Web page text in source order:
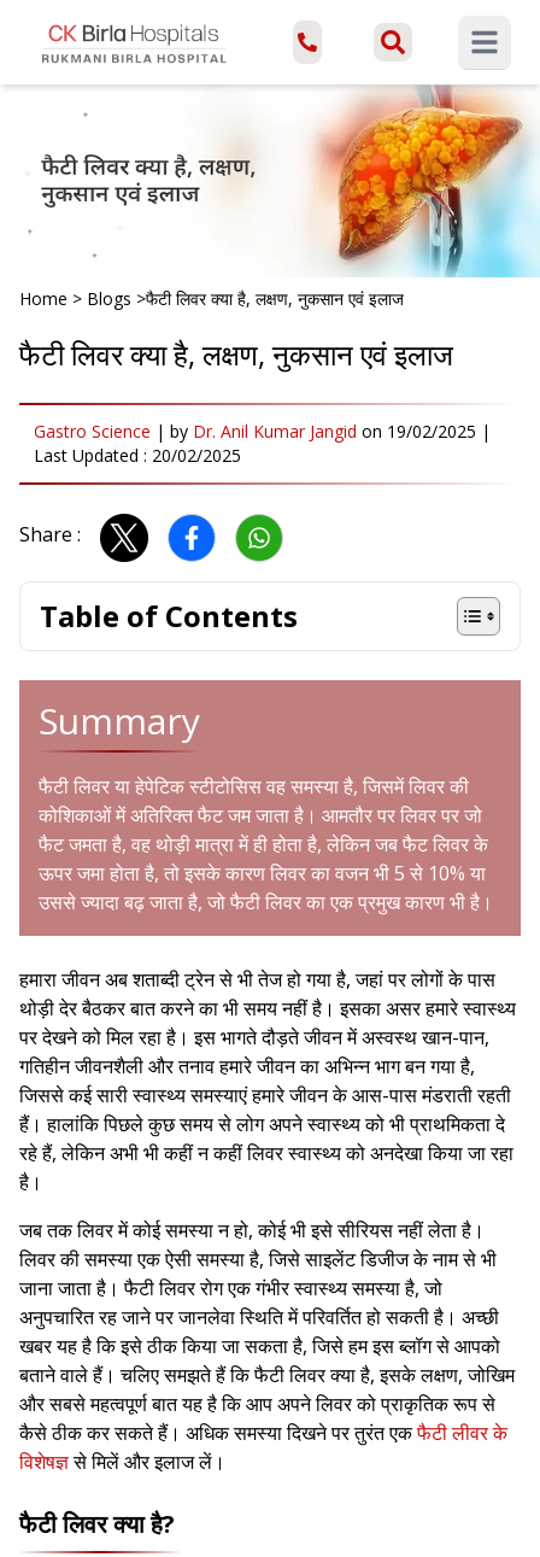
Open
Home > Blogs >फैटी लिवर क्या है, लक्षण, नुकसान एवं इलाज
फैटी लिवर क्या है, लक्षण, नुकसान एवं इलाज
Gastro Science | by Dr. Anil Kumar Jangid on 19/02/2025 |
Last Updated : 20/02/2025
Share :
Table of Contents
Summary
फैटी लिवर या हेपेटिक स्टीटोसिस वह समस्या है, जिसमें लिवर की
कोशिकाओं में अतिरिक्त फैट जम जाता है। आमतौर पर लिवर पर जो
फैट जमता है, वह थोड़ी मात्रा में ही होता है, लेकिन जब फैट लिवर के
ऊपर जमा होता है, तो इसके कारण लिवर का वजन भी 5 से 10% या
उससे ज्यादा बढ़ जाता है, जो फैटी लिवर का एक प्रमुख कारण भी है।
हमारा जीवन अब शताब्दी ट्रेन से भी तेज हो गया है, जहां पर लोगों के पास
थोड़ी देर बैठकर बात करने का भी समय नहीं है। इसका असर हमारे स्वास्थ्य
पर देखने को मिल रहा है। इस भागते दौड़ते जीवन में अस्वस्थ खान-पान,
गतिहीन जीवनशैली और तनाव हमारे जीवन का अभिन्न भाग बन गया है,
जिससे कई सारी स्वास्थ्य समस्याएं हमारे जीवन के आस-पास मंडराती रहती
हैं। हालांकि पिछले कुछ समय से लोग अपने स्वास्थ्य को भी प्राथमिकता दे
रहे हैं, लेकिन अभी भी कहीं न कहीं लिवर स्वास्थ्य को अनदेखा किया जा रहा
है।
जब तक लिवर में कोई समस्या न हो, कोई भी इसे सीरियस नहीं लेता है।
लिवर की समस्या एक ऐसी समस्या है, जिसे साइलेंट डिजीज के नाम से भी
जाना जाता है। फैटी लिवर रोग एक गंभीर स्वास्थ्य समस्या है, जो
अनुपचारित रह जाने पर जानलेवा स्थिति में परिवर्तित हो सकती है। अच्छी
खबर यह है कि इसे ठीक किया जा सकता है, जिसे हम इस ब्लॉग से आपको
बताने वाले हैं। चलिए समझते हैं कि फैटी लिवर क्या है, इसके लक्षण, जोखिम
और सबसे महत्वपूर्ण बात यह है कि आप अपने लिवर को प्राकृतिक रूप से
कैसे ठीक कर सकते हैं। अधिक समस्या दिखने पर तुरंत एकफैटी लीवर के
विशेषज्ञसे मिलें और इलाज लें।
फैटी लिवर क्या है?